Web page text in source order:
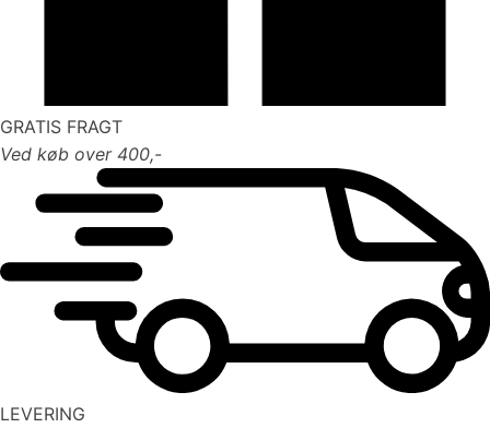
GRATIS FRAGT
Ved køb over 400,-
LEVERING